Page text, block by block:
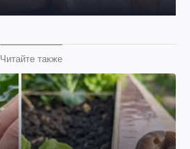
Читайте также